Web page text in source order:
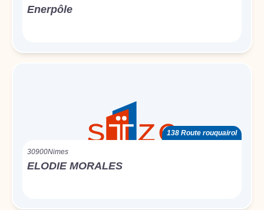
Enerpôle
138 Route rouquairol
30900Nimes
ELODIE MORALES